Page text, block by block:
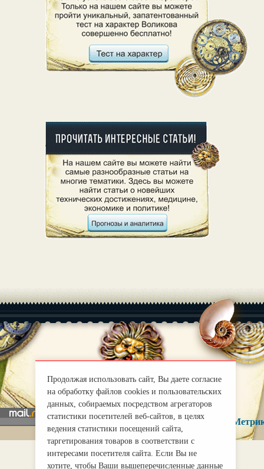
|
mirprognoz@mail.ru
Продолжая использовать сайт, Вы даете согласие
на обработку файлов cookies и пользовательских
данных, собираемых посредством агрегаторов
статистики посетителей веб-сайтов, в целях
ведения статистики посещений сайта,
таргетирования товаров в соответствии с
интересами посетителя сайта. Если Вы не
хотите, чтобы Ваши вышеперечисленные данные